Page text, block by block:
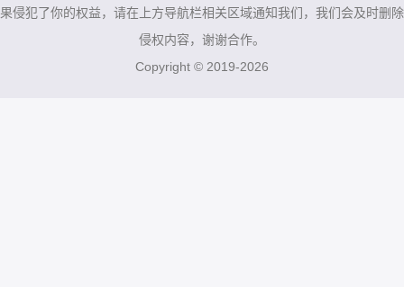
果侵犯了你的权益，请在上方导航栏相关区域通知我们，我们会及时删除
侵权内容，谢谢合作。
Copyright © 2019-2026